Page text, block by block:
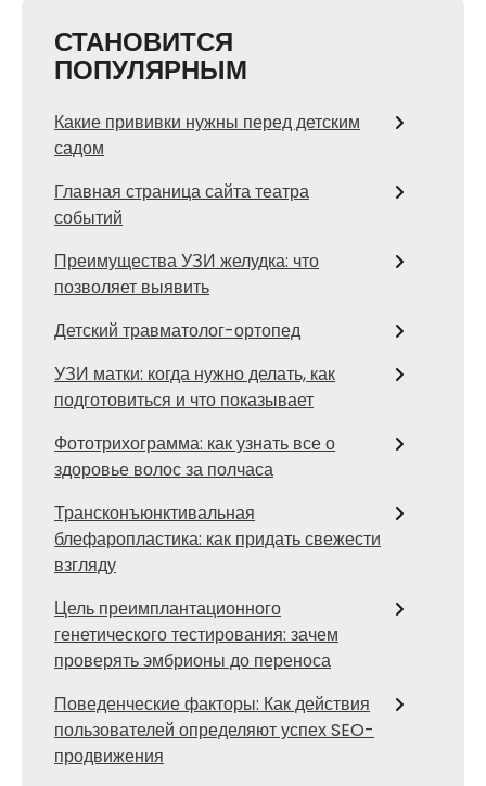
СТАНОВИТСЯ
ПОПУЛЯРНЫМ
Какие прививки нужны перед детским
садом
Главная страница сайта театра
событий
Преимущества УЗИ желудка: что
позволяет выявить
Детский травматолог-ортопед
УЗИ матки: когда нужно делать, как
подготовиться и что показывает
Фототрихограмма: как узнать все о
здоровье волос за полчаса
Трансконъюнктивальная
блефаропластика: как придать свежести
взгляду
Цель преимплантационного
генетического тестирования: зачем
проверять эмбрионы до переноса
Поведенческие факторы: Как действия
пользователей определяют успех SEO-
продвижения